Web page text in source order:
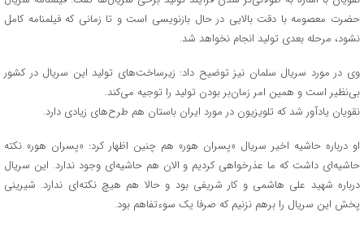
حضرت معصومه با دقت بالایی در حال بازنویسی است و تا زمانی که فیلمنامه کامل
نشود، مرحله بعدی تولید انجام نخواهد شد.
وی در مورد سریال سلمان نیز توضیح داد: زیرساخت‌های تولید این سریال در کشور
بی‌نظیر است و همین امر زمان‌بر بودن تولید را توجیه می‌کند.
نقویان یادآور شد که تلویزیون در مورد ایران باستان هم طرح‌های زیادی دارد.
او درباره حاشیه اخیر سریال «پسران هور» هم چنین اظهار کرد: «پسران هور» نکته
حاشیه‌ای داشت که ما عذرخواهی کردیم و الان هم حاشیه‌ای وجود ندارد. این سریال
درباره شهید علی هاشمی و کار شریفی بود و حالا هم هیچ نکته‌ای ندارد. شیرینی
پخش این سریال را برهم نزنیم که صرفا یک سوءتفاهم بود.